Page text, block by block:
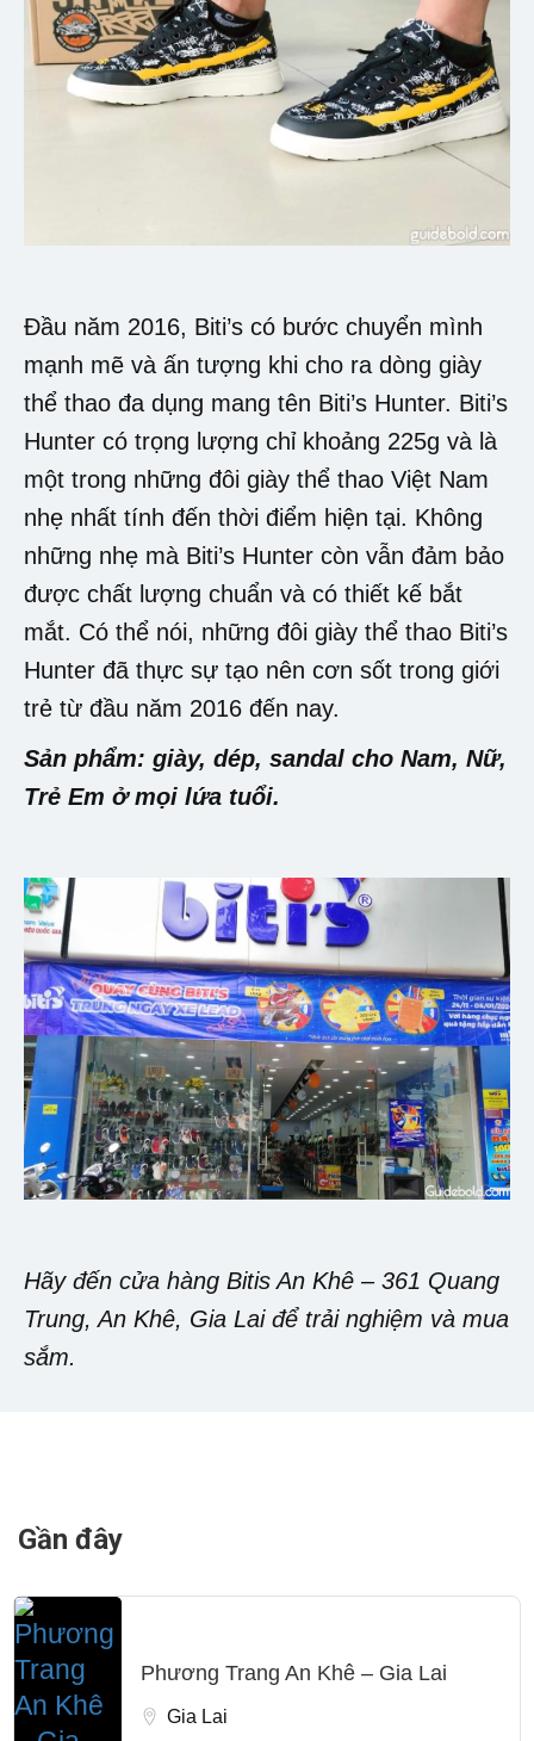
Đầu năm 2016, Biti’s có bước chuyển mình
mạnh mẽ và ấn tượng khi cho ra dòng giày
thể thao đa dụng mang tên Biti’s Hunter. Biti’s
Hunter có trọng lượng chỉ khoảng 225g và là
một trong những đôi giày thể thao Việt Nam
nhẹ nhất tính đến thời điểm hiện tại. Không
những nhẹ mà Biti’s Hunter còn vẫn đảm bảo
được chất lượng chuẩn và có thiết kế bắt
mắt. Có thể nói, những đôi giày thể thao Biti’s
Hunter đã thực sự tạo nên cơn sốt trong giới
trẻ từ đầu năm 2016 đến nay.
Sản phẩm: giày, dép, sandal cho Nam, Nữ,
Trẻ Em ở mọi lứa tuổi.
Hãy đến cửa hàng Bitis An Khê – 361 Quang
Trung, An Khê, Gia Lai để trải nghiệm và mua
sắm.
Gần đây
Phương Trang An Khê – Gia Lai
Gia Lai